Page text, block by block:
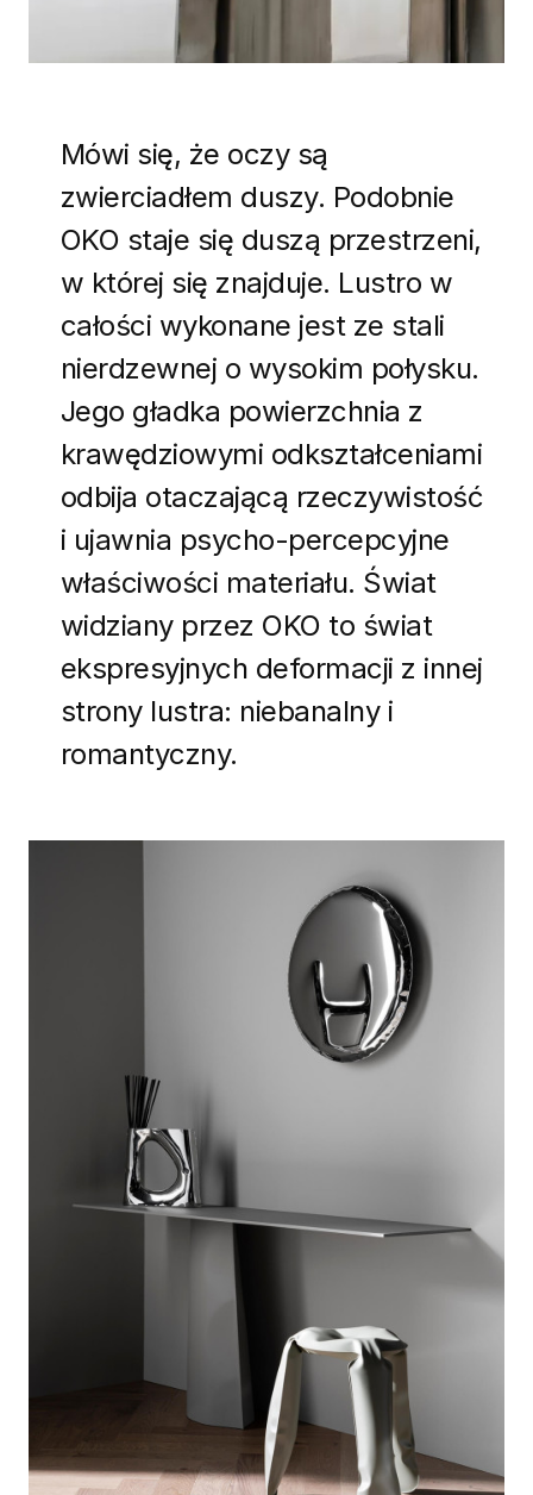
Mówi się, że oczy są
zwierciadłem duszy. Podobnie
OKO staje się duszą przestrzeni,
w której się znajduje. Lustro w
całości wykonane jest ze stali
nierdzewnej o wysokim połysku.
Jego gładka powierzchnia z
krawędziowymi odkształceniami
odbija otaczającą rzeczywistość
i ujawnia psycho-percepcyjne
właściwości materiału. Świat
widziany przez OKO to świat
ekspresyjnych deformacji z innej
strony lustra: niebanalny i
romantyczny.